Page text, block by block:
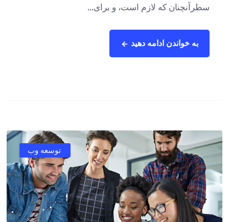
سطرآنچنان که لازم است، و برای...
به خواندن ادامه دهید
توسعه وب